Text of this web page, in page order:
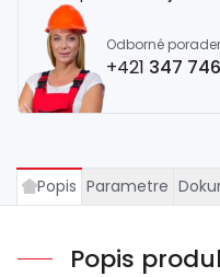
Odborné
+421 347
Popis Parametre
Popis